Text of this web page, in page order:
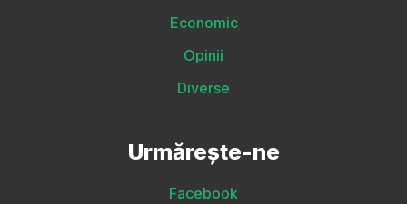
Economic
Opinii
Diverse
Urmărește-ne
Facebook